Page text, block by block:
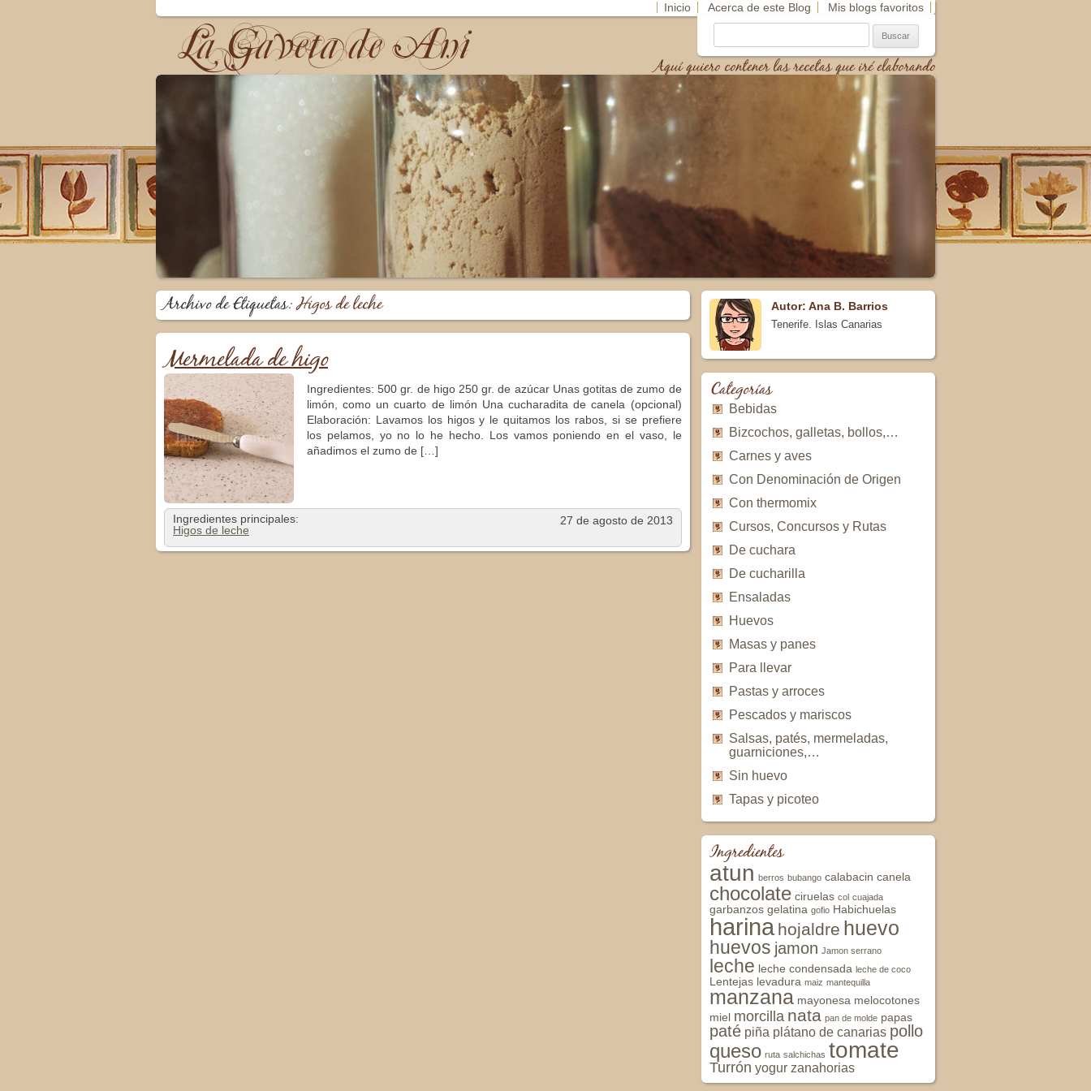
La Gaveta de Ani Aquí quiero contener las recetas que iré elaborando
Inicio Acerca de este Blog Mis blogs favoritos
Archivo de Etiquetas:Higos de leche
Mermelada de higo
Ingredientes: 500 gr. de higo 250 gr. de azúcar Unas gotitas de zumo de
limón, como un cuarto de limón Una cucharadita de canela (opcional)
Elaboración: Lavamos los higos y le quitamos los rabos, si se prefiere
los pelamos, yo no lo he hecho. Los vamos poniendo en el vaso, le
añadimos el zumo de […]
27 de agosto de 2013
Ingredientes principales:
Higos de leche
Autor: Ana B. Barrios
Tenerife. Islas Canarias
Categorías
Bebidas
Bizcochos, galletas, bollos,…
Carnes y aves
Con Denominación de Origen
Con thermomix
Cursos, Concursos y Rutas
De cuchara
De cucharilla
Ensaladas
Huevos
Masas y panes
Para llevar
Pastas y arroces
Pescados y mariscos
Salsas, patés, mermeladas,
guarniciones,…
Sin huevo
Tapas y picoteo
Ingredientes
atun berros bubango calabacin canela
chocolate ciruelas col cuajada
garbanzos gelatina gofio Habichuelas
harina hojaldre huevo
huevos jamon Jamon serrano
leche leche condensada leche de coco
Lentejas levadura maiz mantequilla
manzana mayonesa melocotones
miel morcilla nata pan de molde papas
paté piña plátano de canarias pollo
queso ruta salchichas tomate
Turrón yogur zanahorias